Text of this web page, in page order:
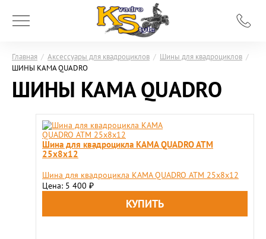
Главная / Аксессуары для квадроциклов / Шины для квадроциклов /
ШИНЫ KAMA QUADRO
ШИНЫ KAMA QUADRO
Шина для квадроцикла KAMA QUADRO ATM
25х8х12
Шина для квадроцикла KAMA QUADRO ATM 25х8х12
Цена: 5 400 ₽